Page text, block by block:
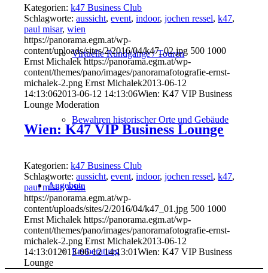
Virtuelle Rundgänge / Touren
Bewahren historischer Orte und Gebäude
Angebote
Erstberatung
Kategorien:k47 Business Club
Schlagworte:aussicht,event,indoor,jochen ressel,k47,
paul misar,wien
https://panorama.egm.at/wp-
content/uploads/sites/2/2016/04/k47_02.jpg 500 1000
Ernst Michalek https://panorama.egm.at/wp-
content/themes/pano/images/panoramafotografie-ernst-
michalek-2.png Ernst Michalek2013-06-12
14:13:062013-06-12 14:13:06Wien: K47 VIP Business
Lounge Moderation
Wien: K47 VIP Business Lounge
Kategorien:k47 Business Club
Schlagworte:aussicht,event,indoor,jochen ressel,k47,
paul misar,wien
https://panorama.egm.at/wp-
content/uploads/sites/2/2016/04/k47_01.jpg 500 1000
Ernst Michalek https://panorama.egm.at/wp-
content/themes/pano/images/panoramafotografie-ernst-
michalek-2.png Ernst Michalek2013-06-12
14:13:01 2013-06-12 14:13:01Wien: K47 VIP Business
Lounge